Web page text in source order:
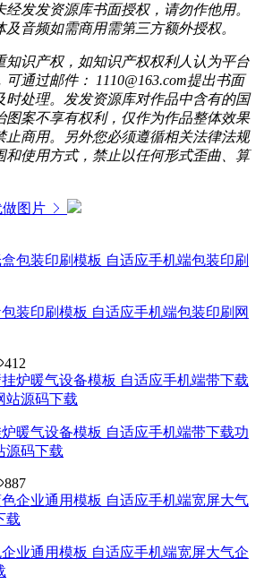
经发发资源库书面授权，请勿作他用。
及音频如需商用需第三方额外授权。
知识产权，如知识产权权利人认为平台
通过邮件： 1110@163.com提出书面
时处理。发发资源库对作品中含有的国
图案不享有权利，仅作为作品整体效果
止商用。另外您必须遵循相关法律法规
和使用方式，禁止以任何形式歪曲、算
图片
包装印刷模板 自适应手机端包装印刷网
412
炉暖气设备模板 自适应手机端带下载功
源码下载
887
企业通用模板 自适应手机端宽屏大气企